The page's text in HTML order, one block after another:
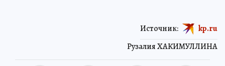
Рузалия ХАКИМУЛЛИНА
Источник: kp.ru